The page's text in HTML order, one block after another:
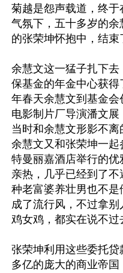
菊越是怨声载道，终
气氛下，五十多岁的
的张荣坤怀抱中，结束
余慧文这一猛子扎下
保基金的年金中心获
年春天余慧文到基金
电影制片厂导演潘文
当时和余慧文形影不离
余慧文又和张荣坤一
特曼丽嘉酒店举行的
亲热，几乎已经到了
种老富婆养壮男也不
成了流行风，不过拿
鸡女鸡，都实在说不过
张荣坤利用这些委托
多亿的庞大的商业帝